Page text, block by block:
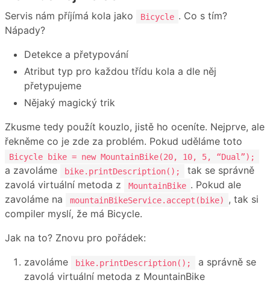
Servis nám příjímá kola jako Bicycle . Co s tím?
Nápady?
Detekce a přetypování
Atribut typ pro každou třídu kola a dle něj
přetypujeme
Nějaký magický trik
Zkusme tedy použít kouzlo, jistě ho oceníte. Nejprve, ale
řekněme co je zde za problém. Pokud uděláme toto
Bicycle bike = new MountainBike(20, 10, 5, “Dual”);
a zavoláme bike.printDescription();
tak se správně
zavolá virtuální metoda z
MountainBike . Pokud ale
zavoláme na
mountainBikeService.accept(bike)
, tak si
compiler myslí, že má Bicycle.
Jak na to? Znovu pro pořádek:
zavoláme
bike.printDescription();
a správně se
zavolá virtuální metoda z MountainBike